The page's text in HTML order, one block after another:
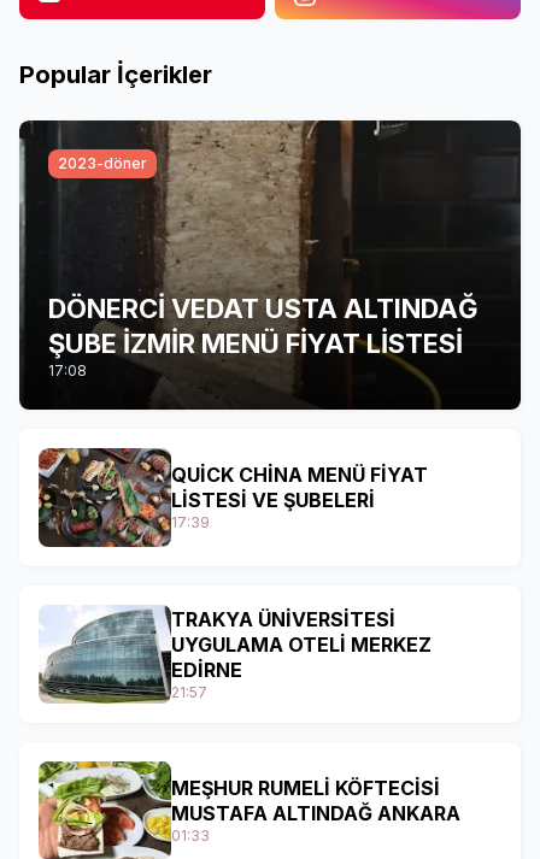
Popular İçerikler
2023-döner
DÖNERCİ VEDAT USTA ALTINDAĞ
ŞUBE İZMİR MENÜ FİYAT LİSTESİ
17:08
QUİCK CHİNA MENÜ FİYAT
LİSTESİ VE ŞUBELERİ
17:39
TRAKYA ÜNİVERSİTESİ
UYGULAMA OTELİ MERKEZ
EDİRNE
21:57
MEŞHUR RUMELİ KÖFTECİSİ
MUSTAFA ALTINDAĞ ANKARA
01:33